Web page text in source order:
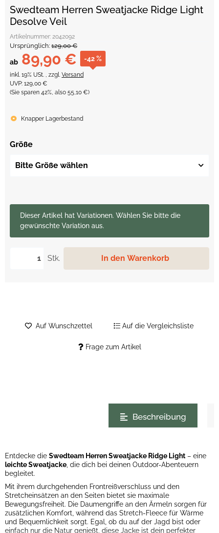
Swedteam Herren Sweatjacke Ridge Light
Desolve Veil
Artikelnummer: 2042092
Ursprünglich: 129,00 €
ab 89,90 € -42 %
inkl. 19% USt. , zzgl. Versand
UVP: 129,00 €
(Sie sparen 42%, also 55,10 €)
Knapper Lagerbestand
Größe
Bitte Größe wählen
Stk. In den Warenkorb
xDieser Artikel hat Variationen. Wählen Sie bitte die
gewünschte Variation aus.
Frage zum Artikel
Auf Wunschzettel Auf die Vergleichsliste
Beschreibung
Entdecke die Swedteam Herren Sweatjacke Ridge Light – eine
leichte Sweatjacke , die dich bei deinen Outdoor-Abenteuern
begleitet.
Mit ihrem durchgehenden Frontreißverschluss und den
Stretcheinsätzen an den Seiten bietet sie maximale
Bewegungsfreiheit. Die Daumengriffe an den Ärmeln sorgen für
zusätzlichen Komfort, während das Stretch-Fleece für Wärme
und Bequemlichkeit sorgt. Egal, ob du auf der Jagd bist oder
einfach nur die Natur genießt, diese Jacke ist dein perfekter